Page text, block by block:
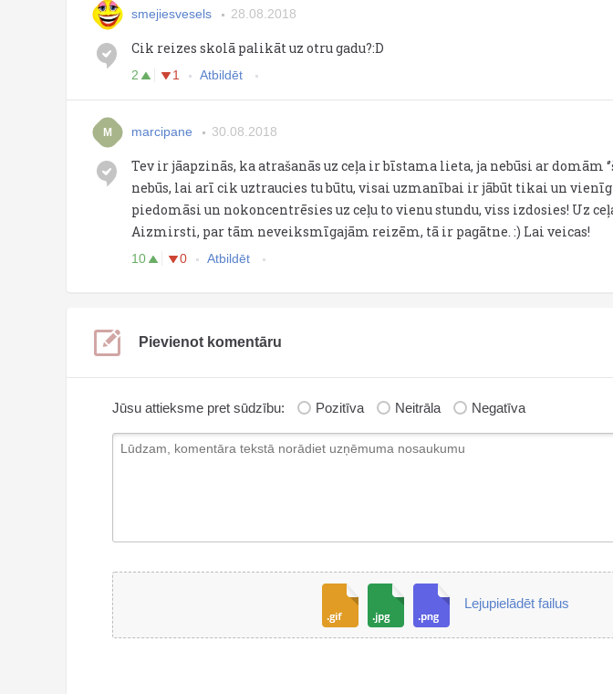
smejiesvesels 28.08.2018
Cik reizes skolā palikāt uz otru gadu?:D
2 1 Atbildēt
M marcipane 30.08.2018
Tev ir jāapzinās, ka atrašanās uz ceļa ir bīstama lieta, ja nebūsi ar domām
nebūs, lai arī cik uztraucies tu būtu, visai uzmanībai ir jābūt tikai un
piedomāsi un nokoncentrēsies uz ceļu to vienu stundu, viss izdosies! Uz
Aizmirsti, par tām neveiksmīgajām reizēm, tā ir pagātne. :) Lai veicas!
10 0 Atbildēt
Pievienot komentāru
Jūsu attieksme pret sūdzību: Pozitīva Neitrāla Negatīva
Lejupielādēt failus